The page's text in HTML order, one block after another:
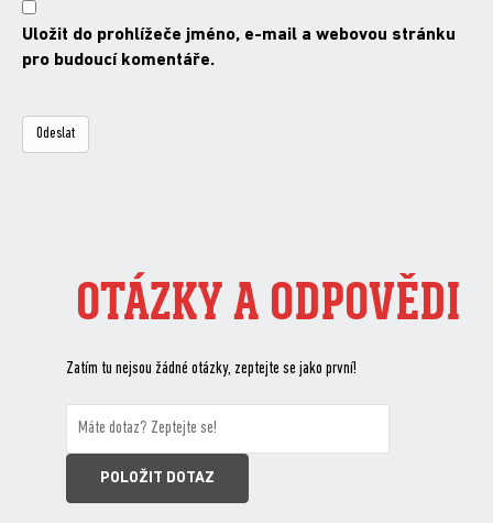
Uložit do prohlížeče jméno, e-mail a webovou stránku
pro budoucí komentáře.
OTÁZKY A ODPOVĚDI
Zatím tu nejsou žádné otázky, zeptejte se jako první!